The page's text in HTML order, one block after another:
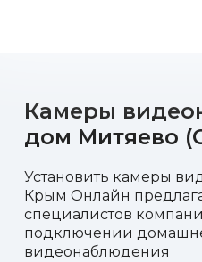
Камеры
дом Митяево
Установить камеры
Крым Онлайн
специалистов
подключении
видеонаблюдения